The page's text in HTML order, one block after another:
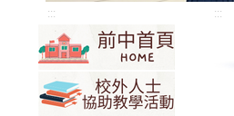
::: :::